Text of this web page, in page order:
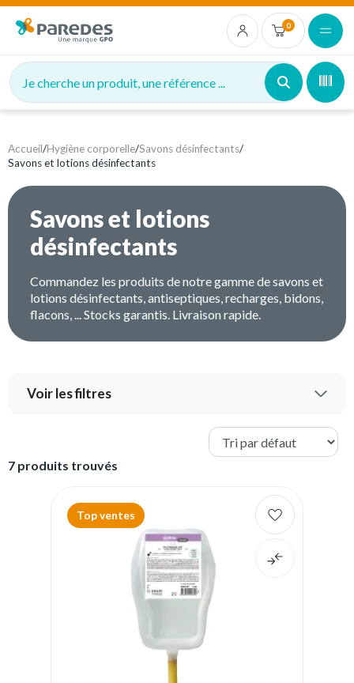
0
Je cherche un produit, une référence ...
Accueil/Hygiène corporelle/Savons désinfectants/
Savons et lotions désinfectants
Savons et lotions
désinfectants
Commandez les produits de notre gamme de savons et
lotions désinfectants, antiseptiques, recharges, bidons,
flacons, ... Stocks garantis. Livraison rapide.
Voir les filtres
7 produits trouvés
Top ventes